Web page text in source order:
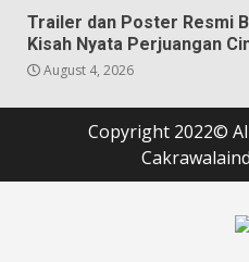
Trailer dan Poster Resmi
Kisah Nyata Perjuangan
August 4, 2026
Copyright 2022©